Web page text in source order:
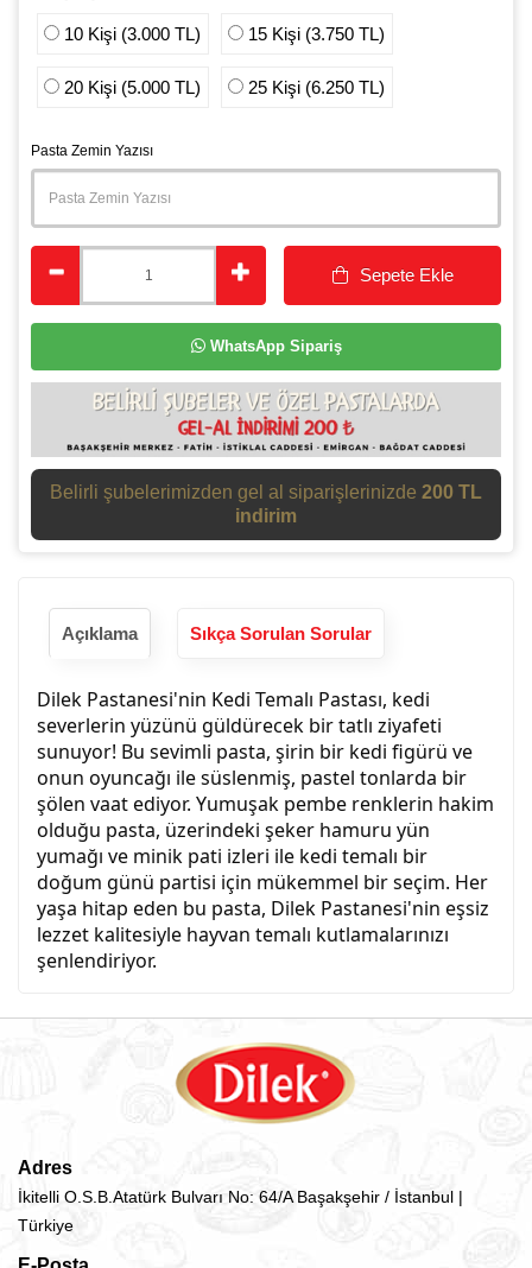
10 Kişi (3.000 TL) 15 Kişi (3.750 TL)
20 Kişi (5.000 TL) 25 Kişi (6.250 TL)
Pasta Zemin Yazısı
Sepete Ekle
WhatsApp Sipariş
Belirli şubelerimizden gel al siparişlerinizde 200 TL
indirim
Açıklama Sıkça Sorulan Sorular
Dilek Pastanesi'nin Kedi Temalı Pastası, kedi
severlerin yüzünü güldürecek bir tatlı ziyafeti
sunuyor! Bu sevimli pasta, şirin bir kedi figürü ve
onun oyuncağı ile süslenmiş, pastel tonlarda bir
şölen vaat ediyor. Yumuşak pembe renklerin hakim
olduğu pasta, üzerindeki şeker hamuru yün
yumağı ve minik pati izleri ile kedi temalı bir
doğum günü partisi için mükemmel bir seçim. Her
yaşa hitap eden bu pasta, Dilek Pastanesi'nin eşsiz
lezzet kalitesiyle hayvan temalı kutlamalarınızı
şenlendiriyor.
Adres
İkitelli O.S.B.Atatürk Bulvarı No: 64/A Başakşehir / İstanbul |
Türkiye